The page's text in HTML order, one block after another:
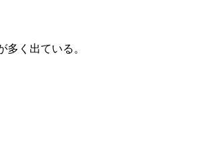
く出ている。